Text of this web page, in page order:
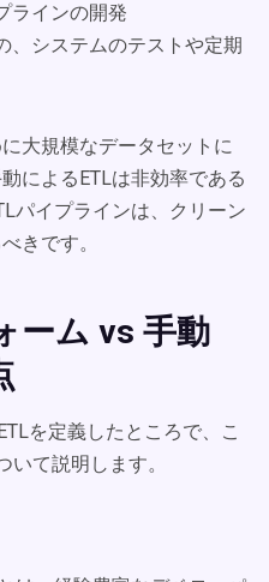
ラインの開発
、システムのテストや定期
大規模なデータセットに
によるETLは非効率である
パイプラインは、クリーン
きです。
ーム vs 手動
を定義したところで、こ
て説明します。